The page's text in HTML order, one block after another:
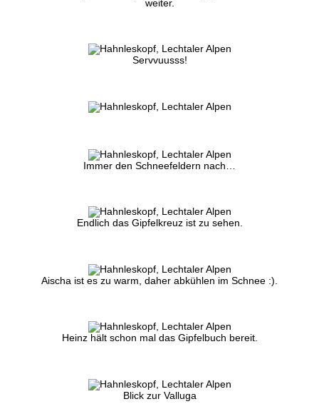
weiter.
Servvuusss!
Immer den Schneefeldern nach…
Endlich das Gipfelkreuz ist zu sehen.
Aischa ist es zu warm, daher abkühlen im Schnee :).
Heinz hält schon mal das Gipfelbuch bereit.
Blick zur Valluga